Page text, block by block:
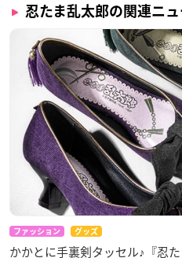
忍たま乱太郎の関連ニ
ファッション グッズ
かかとに手裏剣タッセル♪『忍